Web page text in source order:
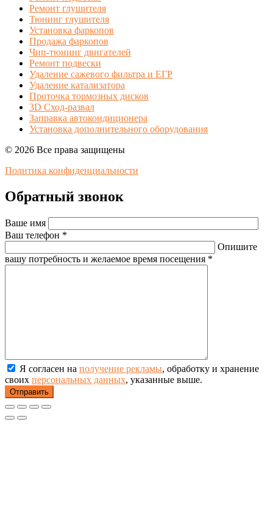
Ремонт глушителя
Тюнинг глушителя
Установка фаркопов
Продажа фаркопов
Чип-тюнинг двигателей
Ремонт подвески
Удаление сажевого фильтра и ЕГР
Удаление катализатора
Проточка тормозных дисков
3D Сход-развал
Заправка автокондиционера
Установка дополнительного оборудования
© 2026 Все права защищены
Политика конфиденциальности
Обратный звонок
Ваше имя
Ваш телефон *
Опишите
вашу потребность и желаемое время посещения *
Я согласен на получение рекламы, обработку и хранение
своих персональных данных, указанные выше.